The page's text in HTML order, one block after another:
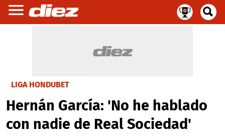
LIGA HONDUBET
Hernán García: 'No he hablado
con nadie de Real Sociedad'